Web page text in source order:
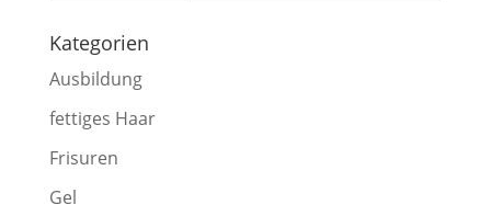
Kategorien
Ausbildung
fettiges Haar
Frisuren
Gel